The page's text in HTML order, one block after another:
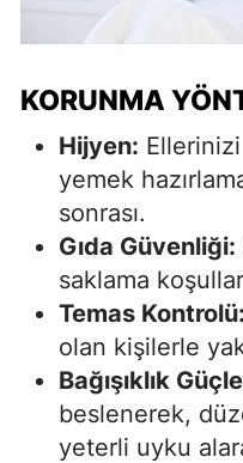
KORUNMA
Hijyen: Ellerinizi
yemek
sonrası.
Gıda Güvenliği:
saklama
Temas Kontrolü:
olan kişilerle
Bağışıklık
beslenerek,
yeterli uyku